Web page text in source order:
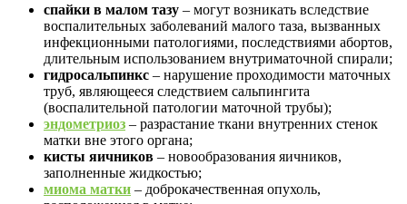
спайки в малом тазу – могут возникать вследствие
воспалительных заболеваний малого таза, вызванных
инфекционными патологиями, последствиями абортов,
длительным использованием внутриматочной спирали;
гидросальпинкс – нарушение проходимости маточных
труб, являющееся следствием сальпингита
(воспалительной патологии маточной трубы);
эндометриоз – разрастание ткани внутренних стенок
матки вне этого органа;
кисты яичников – новообразования яичников,
заполненные жидкостью;
миома матки – доброкачественная опухоль,